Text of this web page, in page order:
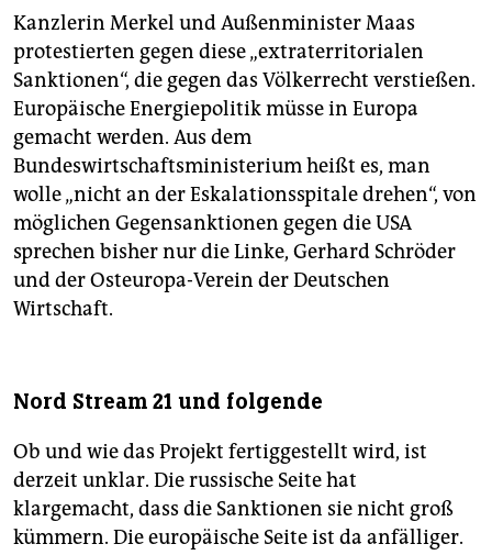
Kanzlerin Merkel und Außenminister Maas
protestierten gegen diese „extraterritorialen
Sanktionen“, die gegen das Völkerrecht verstießen.
Europäische Energiepolitik müsse in Europa
gemacht werden. Aus dem
Bundeswirtschaftsministerium heißt es, man
wolle „nicht an der Eskalationsspitale drehen“, von
möglichen Gegensanktionen gegen die USA
sprechen bisher nur die Linke, Gerhard Schröder
und der Osteuropa-Verein der Deutschen
Wirtschaft.
Nord Stream 21 und folgende
Ob und wie das Projekt fertiggestellt wird, ist
derzeit unklar. Die russische Seite hat
klargemacht, dass die Sanktionen sie nicht groß
kümmern. Die europäische Seite ist da anfälliger.